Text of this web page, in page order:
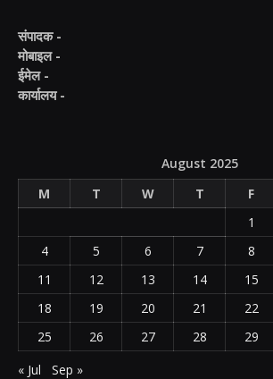
संपादक -
मोबाइल -
ईमेल -
कार्यालय -
August 2025
M
T W T F
1
4
5 6 7 8
11
12 13 14 15
18
19 20 21 22
25
26 27 28 29
« Jul
Sep »